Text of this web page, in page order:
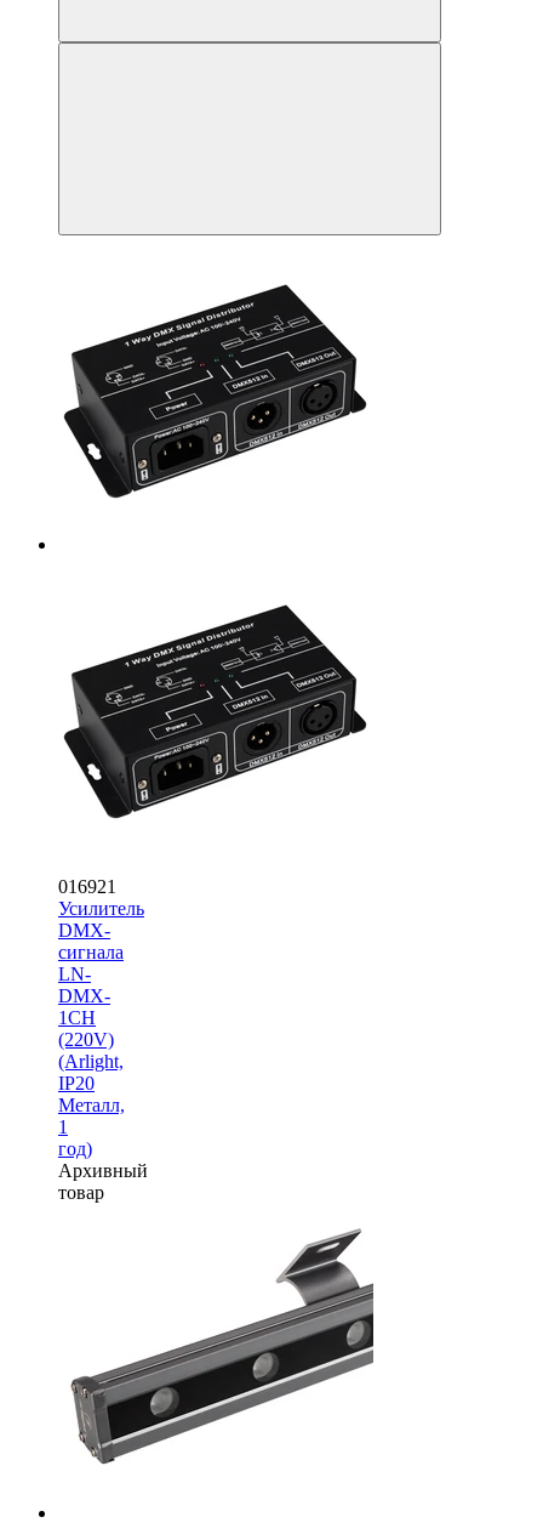
016921
Усилитель
DMX-
сигнала
LN-
DMX-
1CH
(220V)
(Arlight,
IP20
Металл,
1
год)
Архивный
товар